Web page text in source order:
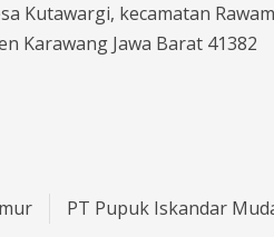
Kutawargi, kecamatan
Karawang Jawa Barat 41382
PT Pupuk Iskandar